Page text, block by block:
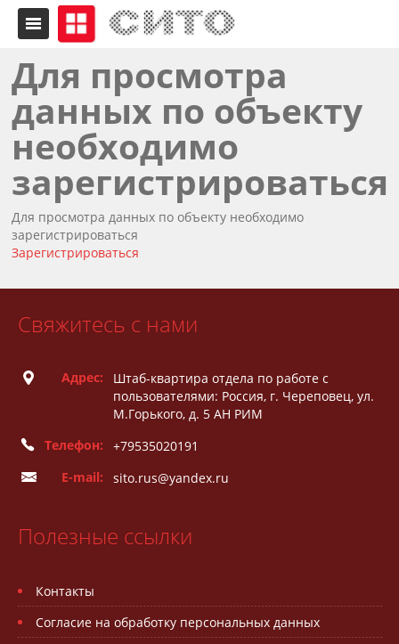
Для просмотра
данных по объекту
необходимо
зарегистрироваться
Для просмотра данных по объекту необходимо
зарегистрироваться
Зарегистрироваться
Свяжитесь с нами
Адрес:
Штаб-квартира отдела по работе с
пользователями: Россия, г. Череповец, ул.
М.Горького, д. 5 АН РИМ
Телефон:
+79535020191
E-mail:
sito.rus@yandex.ru
Полезные ссылки
Контакты
Согласие на обработку персональных данных